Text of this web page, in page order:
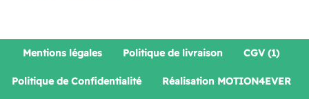
Mentions légales Politique de livraison CGV (1)
Politique de Confidentialité Réalisation MOTION4EVER